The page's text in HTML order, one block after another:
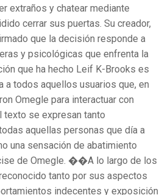
extraños y chatear mediante
cerrar sus puertas. Su creador,
que la decisión responde a
y psicológicas que enfrenta la
que ha hecho Leif K-Brooks es
a todos aquellos usuarios que, en
Omegle para interactuar con
texto se expresan tanto
aquellas personas que día a
una sensación de abatimiento
de Omegle. ��A lo largo de los
tanto por sus aspectos
indecentes y exposición